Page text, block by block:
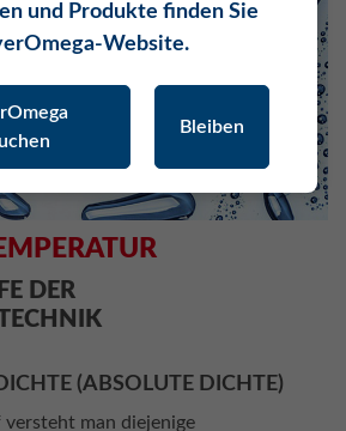
DER
(ABSOLUTE DICHTE)
man diejenige
und Produkte finden Sie
Website.
Bleiben